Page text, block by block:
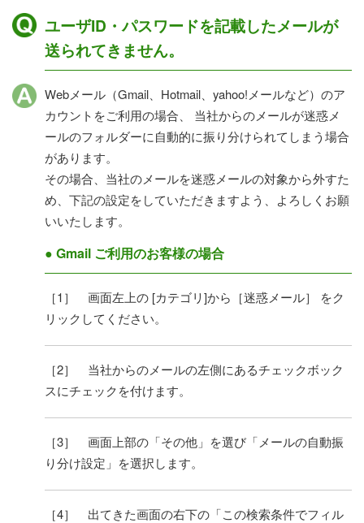
ユーザID・パスワードを記載したメールが
送られてきません。
Webメール（Gmail、Hotmail、yahoo!メールなど）のア
カウントをご利用の場合、 当社からのメールが迷惑メ
ールのフォルダーに自動的に振り分けられてしまう場合
があります。
その場合、当社のメールを迷惑メールの対象から外すた
め、下記の設定をしていただきますよう、よろしくお願
いいたします。
● Gmail ご利用のお客様の場合
［1］ 画面左上の [カテゴリ]から［迷惑メール］ をク
リックしてください。
［2］ 当社からのメールの左側にあるチェックボック
スにチェックを付けます。
［3］ 画面上部の「その他」を選び「メールの自動振
り分け設定」を選択します。
［4］ 出てきた画面の右下の「この検索条件でフィル